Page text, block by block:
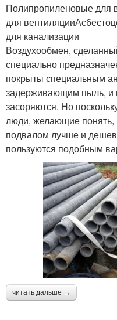
Полипропиленовые для
для
для канализации
Воздухообмен,
специально
покрыты специальным
задерживающим пыль, и
засоряются. Но
люди, желающие понять,
подвалом лучше и
пользуются подобным
читать дальше →